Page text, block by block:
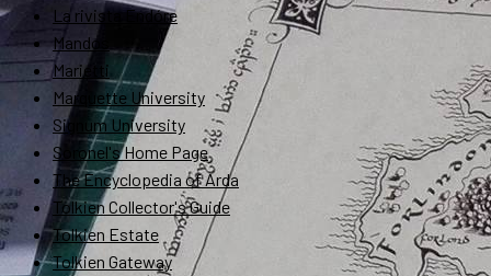
La rivista Endóre
Mandos
Marietti
Marquette University
Signum University
Soronel's Home Page
The Encyclopedia of Arda
Tolkien Collector's Guide
Tolkien Estate
Tolkien Gateway